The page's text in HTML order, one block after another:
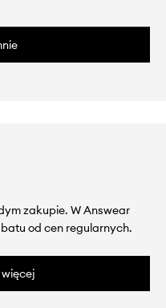
zakupie. W Answear
od cen regularnych.